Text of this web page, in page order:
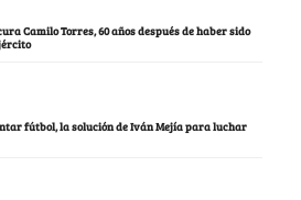
Camilo Torres, 60 años después de haber sido
fútbol, la solución de Iván Mejía para luchar